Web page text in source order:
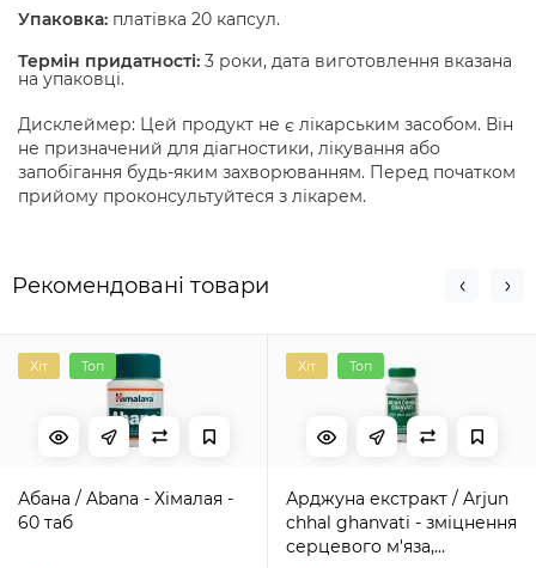
Упаковка: платівка 20 капсул.
Термін придатності: 3 роки, дата виготовлення вказана
на упаковці.
Дисклеймер: Цей продукт не є лікарським засобом. Він
не призначений для діагностики, лікування або
запобігання будь-яким захворюванням. Перед початком
прийому проконсультуйтеся з лікарем.
Рекомендовані товари
Хіт Топ
Абана / Abana - Хімалая -
60 таб
Хіт Топ
Арджуна екстракт / Arjun
chhal ghanvati - зміцнення
серцевого м'яза,